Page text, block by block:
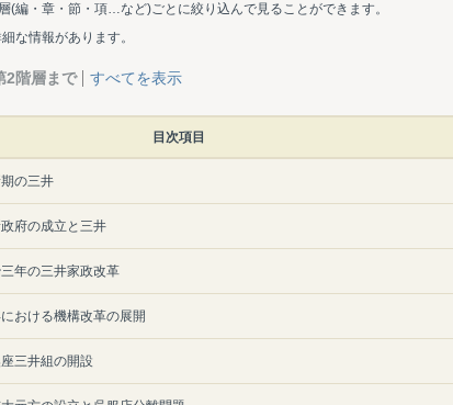
(編・章・節・項…など)ごとに絞り込んで見ることができます。
な情報があります。
2階層まで すべてを表示
目次項目
の三井
府の成立と三井
年の三井家政改革
おける機構改革の展開
三井組の開設